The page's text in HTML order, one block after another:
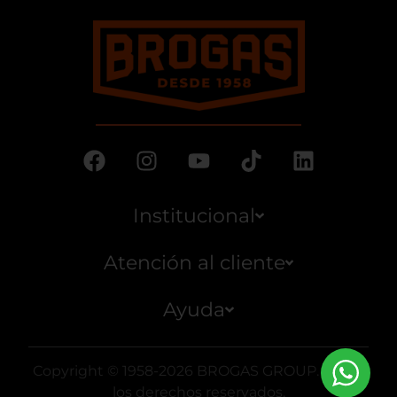
Institucional
Atención al cliente
Ayuda
Copyright © 1958-2026 BROGAS GROUP. Todos
los derechos reservados.